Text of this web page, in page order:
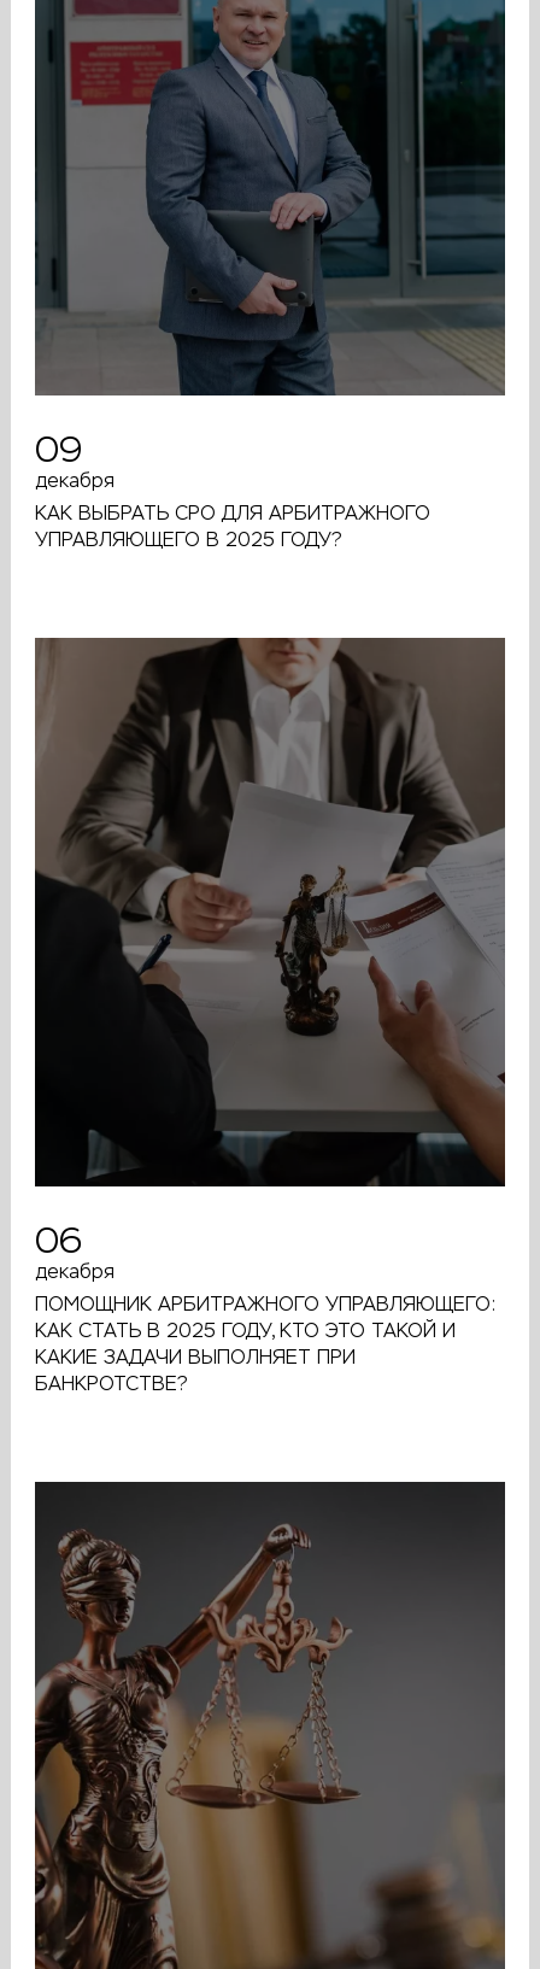
09
декабря
КАК ВЫБРАТЬ СРО ДЛЯ АРБИТРАЖНОГО
УПРАВЛЯЮЩЕГО В 2025 ГОДУ?
06
декабря
ПОМОЩНИК АРБИТРАЖНОГО УПРАВЛЯЮЩЕГО:
КАК СТАТЬ В 2025 ГОДУ, КТО ЭТО ТАКОЙ И
КАКИЕ ЗАДАЧИ ВЫПОЛНЯЕТ ПРИ
БАНКРОТСТВЕ?